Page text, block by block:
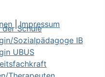
Schule
Sozialpädagoge IB
UBUS
|Impressum